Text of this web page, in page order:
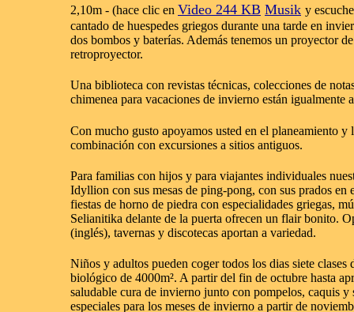
2,10m - (hace clic en Video 244 KB Musik y
cantado de huespedes griegos durante una tarde en
dos bombos y baterías. Además tenemos un proyector
retroproyector.
Una biblioteca con revistas técnicas, colecciones de
chimenea para vacaciones de invierno están igualmente
Con mucho gusto apoyamos usted en el planeamiento
combinación con excursiones a sitios antiguos.
Para familias con hijos y para viajantes individuales
Idyllion con sus mesas de ping-pong, con sus prados
fiestas de horno de piedra con especialidades griegas,
Selianitika delante de la puerta ofrecen un flair bonito.
(inglés), tavernas y discotecas aportan a variedad.
Niños y adultos pueden coger todos los dias siete
biológico de 4000m². A partir del fin de octubre hasta
saludable cura de invierno junto con pompelos, caquis
especiales para los meses de invierno a partir de